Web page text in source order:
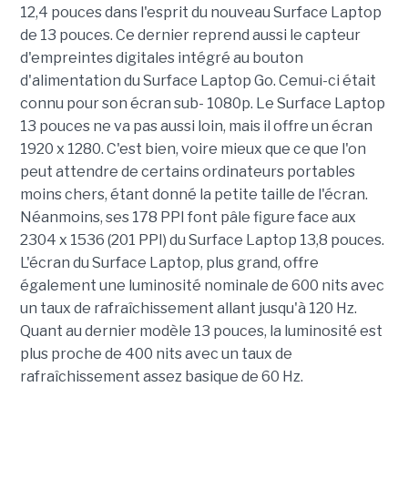
12,4 pouces dans l'esprit du nouveau Surface Laptop
de 13 pouces. Ce dernier reprend aussi le capteur
d'empreintes digitales intégré au bouton
d'alimentation du Surface Laptop Go. Cemui-ci était
connu pour son écran sub- 1080p. Le Surface Laptop
13 pouces ne va pas aussi loin, mais il offre un écran
1920 x 1280. C'est bien, voire mieux que ce que l'on
peut attendre de certains ordinateurs portables
moins chers, étant donné la petite taille de l'écran.
Néanmoins, ses 178 PPI font pâle figure face aux
2304 x 1536 (201 PPI) du Surface Laptop 13,8 pouces.
L'écran du Surface Laptop, plus grand, offre
également une luminosité nominale de 600 nits avec
un taux de rafraîchissement allant jusqu'à 120 Hz.
Quant au dernier modèle 13 pouces, la luminosité est
plus proche de 400 nits avec un taux de
rafraîchissement assez basique de 60 Hz.